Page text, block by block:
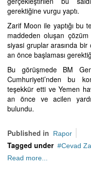
gerektiğine vurgu yaptı.
Zarif Moon ile yaptığı bu
maddeden oluşan
siyasi gruplar arasında
an önce başlaması
Bu görüşmede BM
Cumhuriyeti’nden bu
teşekkür etti ve Yemen
an önce ve acilen
bulundu.
Published in Rapor
Tagged under Cevad
Read more...